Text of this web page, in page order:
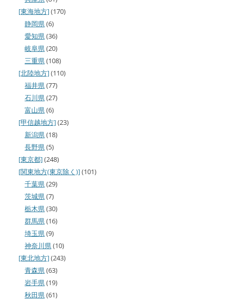
[東海地方](170)
静岡県(6)
愛知県(36)
岐阜県(20)
三重県(108)
[北陸地方](110)
福井県(77)
石川県(27)
富山県(6)
[甲信越地方](23)
新潟県(18)
長野県(5)
[東京都](248)
[関東地方(東京除く)](101)
千葉県(29)
茨城県(7)
栃木県(30)
群馬県(16)
埼玉県(9)
神奈川県(10)
[東北地方](243)
青森県(63)
岩手県(19)
秋田県(61)